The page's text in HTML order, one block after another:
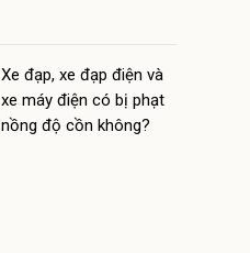
Xe đạp, xe đạp điện và
xe máy điện có bị phạt
nồng độ cồn không?